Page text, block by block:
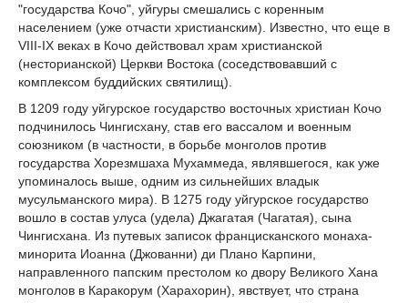
"государства Кочо", уйгуры смешались с коренным
населением (уже отчасти христианским). Известно, что еще в
VIII-IX веках в Кочо действовал храм христианской
(несторианской) Церкви Востока (соседствовавший с
комплексом буддийских святилищ).
В 1209 году уйгурское государство восточных христиан Кочо
подчинилось Чингисхану, став его вассалом и военным
союзником (в частности, в борьбе монголов против
государства Хорезмшаха Мухаммеда, являвшегося, как уже
упоминалось выше, одним из сильнейших владык
мусульманского мира). В 1275 году уйгурское государство
вошло в состав улуса (удела) Джагатая (Чагатая), сына
Чингисхана. Из путевых записок францисканского монаха-
минорита Иоанна (Джованни) ди Плано Карпини,
направленного папским престолом ко двору Великого Хана
монголов в Каракорум (Харахорин), явствует, что страна